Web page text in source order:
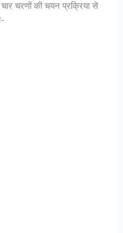
चरणों की चयन प्रक्रिया से